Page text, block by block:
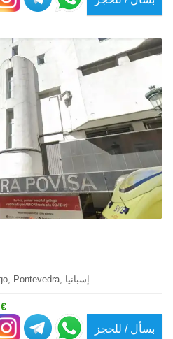
Rúa de Zaragoza, 47, 36211, Vigo, Pontevedra, إسبانيا
السعر: من 4900 €
بسأل / للحجز